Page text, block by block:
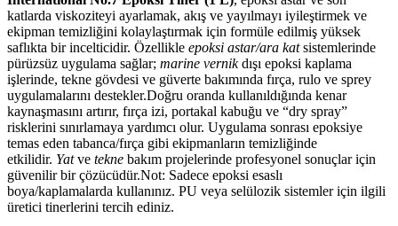
katlarda viskoziteyi ayarlamak, akış ve yayılmayı iyileştirmek ve
ekipman temizliğini kolaylaştırmak için formüle edilmiş yüksek
saflıkta bir incelticidir. Özellikle epoksi astar/ara katsistemlerinde
pürüzsüz uygulama sağlar; marine vernikdışı epoksi kaplama
işlerinde, tekne gövdesi ve güverte bakımında fırça, rulo ve sprey
uygulamalarını destekler.Doğru oranda kullanıldığında kenar
kaynaşmasını artırır, fırça izi, portakal kabuğu ve “dry spray”
risklerini sınırlamaya yardımcı olur. Uygulama sonrası epoksiye
temas eden tabanca/fırça gibi ekipmanların temizliğinde
etkilidir. Yatve tekne bakım projelerinde profesyonel sonuçlar için
güvenilir bir çözücüdür.Not: Sadece epoksi esaslı
boya/kaplamalarda kullanınız. PU veya selülozik sistemler için ilgili
üretici tinerlerini tercih ediniz.